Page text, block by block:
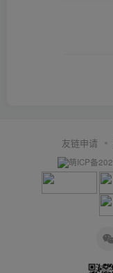
友链申请
萌ICP备